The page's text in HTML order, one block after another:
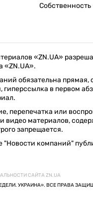
Собственность
«ZN.UA»
«ZN.UA».
обязательна прямая,
гиперссылка в первом
перепечатка или
видео материалов,
запрещается.
"Новости компаний"
САЙТА ZN.UA
УКРАИНА». ВСЕ ПРАВА